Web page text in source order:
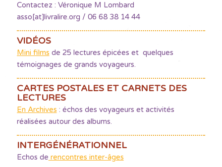
Contactez : Véronique M Lombard
asso[at]livralire.org / 06 68 38 14 44
VIDÉOS
Mini films de 25 lectures épicées et quelques
témoignages de grands voyageurs.
CARTES POSTALES ET CARNETS DES
LECTURES
En Archives : échos des voyageurs et activités
réalisées autour des albums.
INTERGÉNÉRATIONNEL
Echos de rencontres inter-âges